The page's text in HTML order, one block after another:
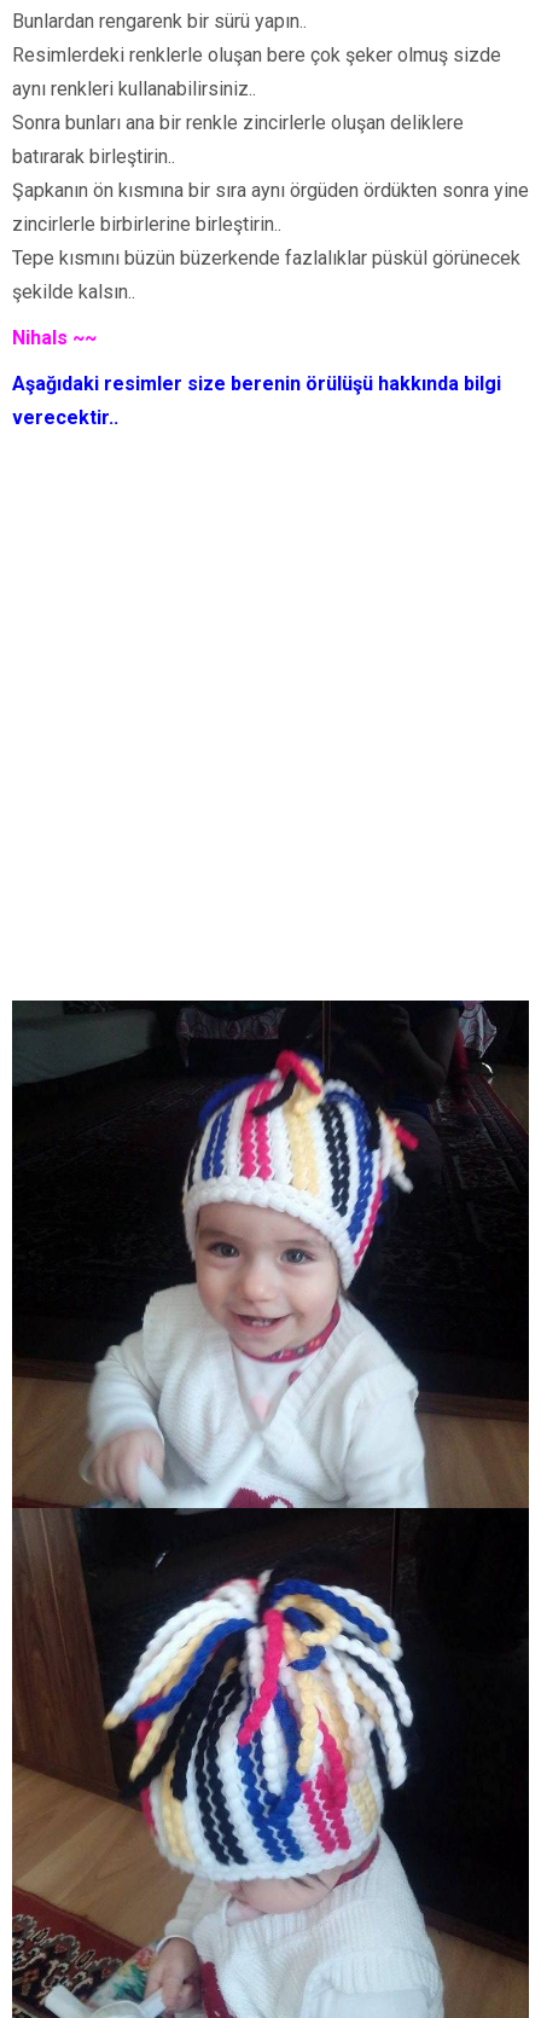
Bunlardan rengarenk bir sürü yapın..
Resimlerdeki renklerle oluşan bere çok şeker olmuş sizde
aynı renkleri kullanabilirsiniz..
Sonra bunları ana bir renkle zincirlerle oluşan deliklere
batırarak birleştirin..
Şapkanın ön kısmına bir sıra aynı örgüden ördükten sonra yine
zincirlerle birbirlerine birleştirin..
Tepe kısmını büzün büzerkende fazlalıklar püskül görünecek
şekilde kalsın..
Nihals ~~
Aşağıdaki resimler size berenin örülüşü hakkında bilgi
verecektir..